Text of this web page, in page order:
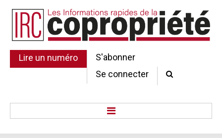
Lire un numéro
S'abonner
Se connecter